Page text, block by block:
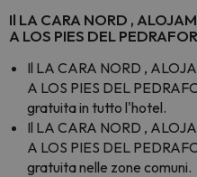
Il LA CARA NORD ,
A LOS PIES DEL
Il LA CARA NORD ,
A LOS PIES DEL
gratuita in tutto l'hotel.
Il LA CARA NORD ,
A LOS PIES DEL
gratuita nelle zone comuni.